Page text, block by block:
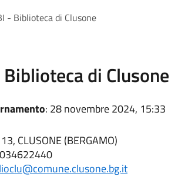
- Biblioteca di Clusone
Biblioteca di Clusone
: 28 novembre 2024, 15:33
CLUSONE (BERGAMO)